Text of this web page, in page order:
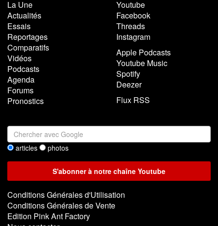
La Une
Actualités
Essais
Reportages
Comparatifs
Vidéos
Podcasts
Agenda
Forums
Pronostics
Youtube
Facebook
Threads
Instagram
Apple Podcasts
Youtube Music
Spotify
Deezer
Flux RSS
articles photos
Conditions Générales d'Utilisation
Conditions Générales de Vente
Edition Pink Ant Factory